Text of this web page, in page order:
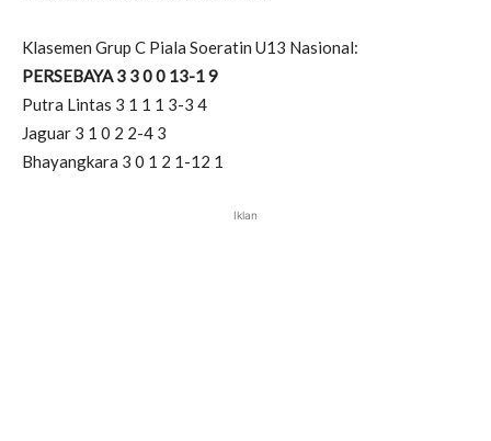
Klasemen Grup C Piala Soeratin U13 Nasional:
PERSEBAYA 3 3 0 0 13-1 9
Putra Lintas 3 1 1 1 3-3 4
Jaguar 3 1 0 2 2-4 3
Bhayangkara 3 0 1 2 1-12 1
Iklan